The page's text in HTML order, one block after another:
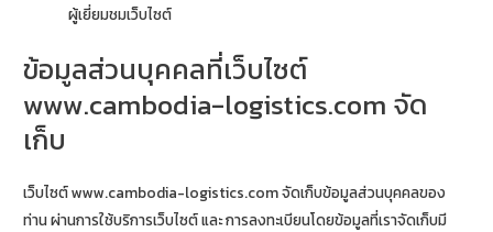
ผู้เยี่ยมชมเว็บไซต์
ข้อมูลส่วนบุคคลที่เว็บไซต์
www.cambodia-logistics.com จัด
เก็บ
เว็บไซต์ www.cambodia-logistics.com จัดเก็บข้อมูลส่วนบุคคลของ
ท่าน ผ่านการใช้บริการเว็บไซต์ และ การลงทะเบียนโดยข้อมูลที่เราจัดเก็บมี